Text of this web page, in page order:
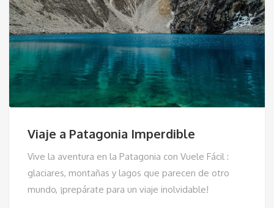
Viaje a Patagonia Imperdible
Vive la aventura en la Patagonia con Vuele Fácil :
glaciares, montañas y lagos que parecen de otro
mundo, ¡prepárate para un viaje inolvidable!